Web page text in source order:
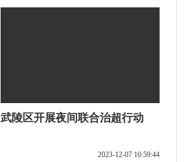
武陵区开展夜间联合治超行动
2023-12-07 10:59:44